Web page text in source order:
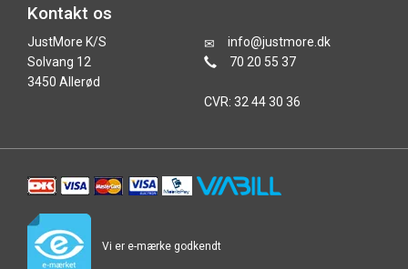
Kontakt os
JustMore K/S
Solvang 12
3450 Allerød
info@justmore.dk
70 20 55 37
CVR: 32 44 30 36
Vi er e-mærke godkendt